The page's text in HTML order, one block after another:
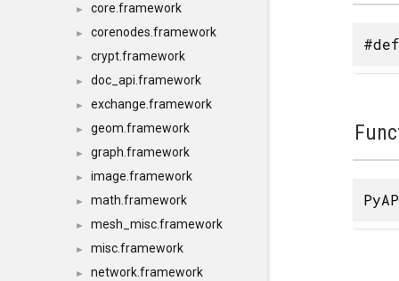
► core.framework
► corenodes.framework
► crypt.framework
► doc_api.framework
► exchange.framework
► geom.framework
► graph.framework
► image.framework
► math.framework
► mesh_misc.framework
► misc.framework
► network.framework